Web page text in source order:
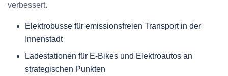
verbessert.
Elektrobusse für emissionsfreien Transport in der
Innenstadt
Ladestationen für E-Bikes und Elektroautos an
strategischen Punkten